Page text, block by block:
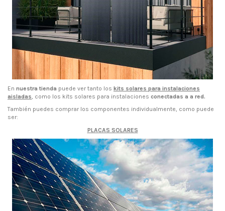
En nuestra tienda puede ver tanto los kits solares para instalaciones
aisladas , como los kits solares para instalaciones conectadas a a red.
También puedes comprar los componentes individualmente, como puede
ser:
PLACAS SOLARES